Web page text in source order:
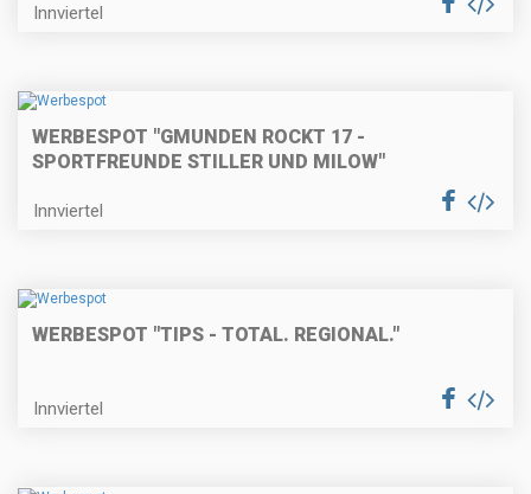
Innviertel
WERBESPOT "GMUNDEN ROCKT 17 -
SPORTFREUNDE STILLER UND MILOW"
Innviertel
WERBESPOT "TIPS - TOTAL. REGIONAL."
Innviertel